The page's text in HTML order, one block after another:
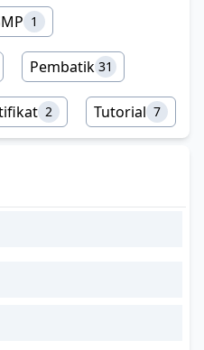
1
Pembatik 31
2 Tutorial 7